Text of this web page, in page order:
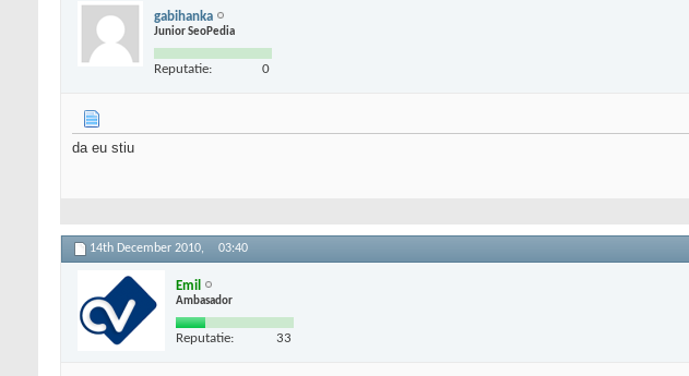
gabihanka
Junior SeoPedia
Reputatie: 0
da eu stiu
14th December 2010, 03:40
Emil
Ambasador
Reputatie: 33